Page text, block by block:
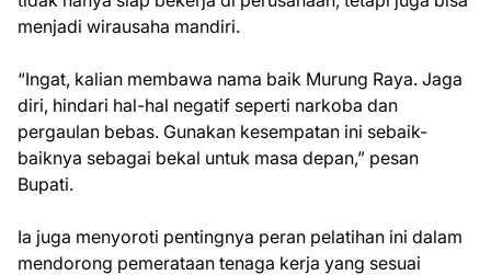
menjadi wirausaha mandiri.
“Ingat, kalian membawa nama baik Murung Raya. Jaga
diri, hindari hal-hal negatif seperti narkoba dan
pergaulan bebas. Gunakan kesempatan ini sebaik-
baiknya sebagai bekal untuk masa depan,” pesan
Bupati.
Ia juga menyoroti pentingnya peran pelatihan ini dalam
mendorong pemerataan tenaga kerja yang sesuai